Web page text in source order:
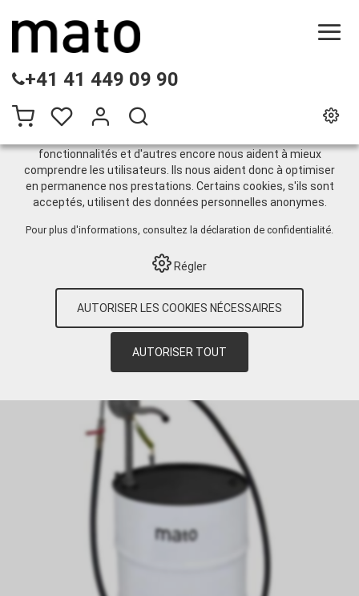
+41 41 449 09 90
Pompes à main
HOME
TECHNIQUE
ESSENCE
Par défaut|N| Description|CHF
CE SITE UTILISE DES COOKIES
Nous utilisons différents cookies sur notre site web :
certains sont nécessaires au bon fonctionnement du site,
fonctionnalités et d'autres encore nous aident à mieux
comprendre les utilisateurs. Ils nous aident donc à optimiser
en permanence nos prestations. Certains cookies, s'ils sont
acceptés, utilisent des données personnelles anonymes.
Pour plus d'informations, consultez la déclaration de confidentialité.
Régler
AUTORISER LES COOKIES NÉCESSAIRES
AUTORISER TOUT